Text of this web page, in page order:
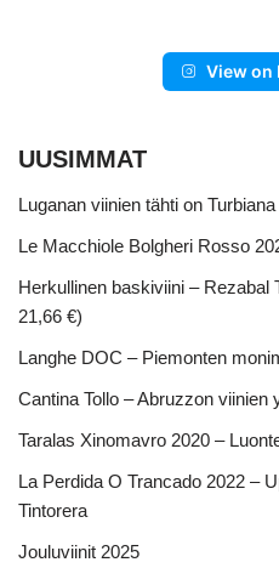
View on
UUSIMMAT
Luganan viinien tähti on Turbiana
Le Macchiole Bolgheri Rosso
Herkullinen baskiviini –
21,66 €)
Langhe DOC – Piemonten
Cantina Tollo – Abruzzon viinien
Taralas Xinomavro 2020 –
La Perdida O Trancado 2022 –
Tintorera
Jouluviinit 2025